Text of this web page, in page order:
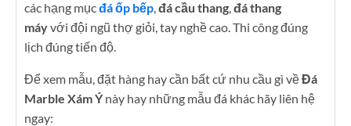
các hạng mụcđá ốp bếp,đá cầu thang,đá thang
máyvới đội ngũ thợ giỏi, tay nghề cao. Thi công đúng
lịch đúng tiến độ.
Để xem mẫu, đặt hàng hay cần bất cứ nhu cầu gì vềĐá
Marble Xám Ýnày hay những mẫu đá khác hãy liên hệ
ngay: